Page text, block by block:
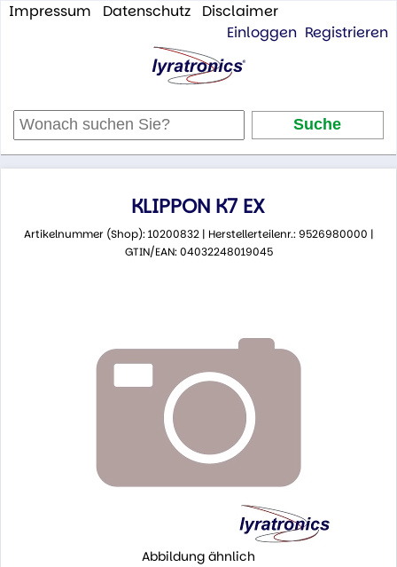
Impressum Datenschutz
Disclaimer
Einloggen Registrieren
KLIPPON K7 EX
Artikelnummer (Shop): 10200832 | Herstellerteilenr.: 9526980000 |
GTIN/EAN: 04032248019045
Abbildung ähnlich